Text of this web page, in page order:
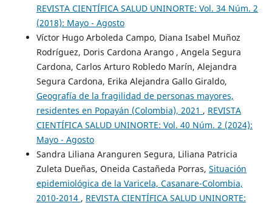
REVISTA CIENTÍFICA SALUD UNINORTE: Vol. 34 Núm. 2
(2018): Mayo - Agosto
Víctor Hugo Arboleda Campo, Diana Isabel Muñoz
Rodríguez, Doris Cardona Arango , Angela Segura
Cardona, Carlos Arturo Robledo Marín, Alejandra
Segura Cardona, Erika Alejandra Gallo Giraldo,
Geografía de la fragilidad de personas mayores,
residentes en Popayán (Colombia), 2021 , REVISTA
CIENTÍFICA SALUD UNINORTE: Vol. 40 Núm. 2 (2024):
Mayo - Agosto
Sandra Liliana Aranguren Segura, Liliana Patricia
Zuleta Dueñas, Oneida Castañeda Porras, Situación
epidemiológica de la Varicela, Casanare-Colombia,
2010-2014 , REVISTA CIENTÍFICA SALUD UNINORTE: